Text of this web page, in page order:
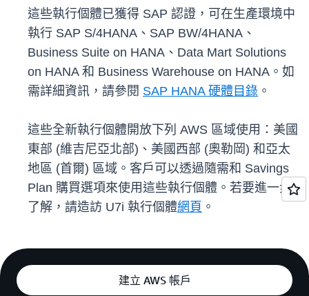
這些執行個體已獲得 SAP 認證，可在生產環境中
執行 SAP S/4HANA、SAP BW/4HANA、
Business Suite on HANA、Data Mart Solutions
on HANA 和 Business Warehouse on HANA。如
需詳細資訊，請參閱 SAP HANA 硬體目錄 。
這些全新執行個體開放下列 AWS 區域使用：美國
東部 (維吉尼亞北部)、美國西部 (奧勒岡) 和亞太
地區 (首爾) 區域。客戶可以透過隨需和 Savings
Plan 購買選項來使用這些執行個體。若要進一步
了解，請造訪 U7i 執行個體網頁 。
建立 AWS 帳戶